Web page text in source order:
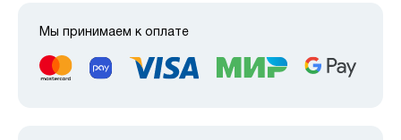
Мы принимаем к оплате